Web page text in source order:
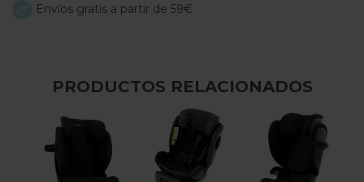
Envíos gratis a partir de 59€
PRODUCTOS RELACIONADOS